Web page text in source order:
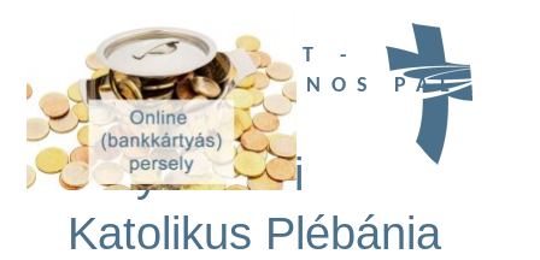
UBI DEUS EST -
SZENT II. JÁNOS PÁL
TEMPLOM
Páty Római
Katolikus Plébánia